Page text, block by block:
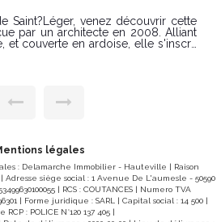
(abonnements compris). "Les
auxquels ce bien est exposé
Saint?Léger, venez découvrir cette
par un architecte en 2008. Alliant
et couverte en ardoise, elle s'inscrit
Extérieur Cour et jardin agrémentent
superficie totale de 3 371 m², situé
de la vallée du Thar, à deux pas de
d'Outremer.Possibilité d'extension.
privilégié : à
légales
: Delamarche Immobilier - Hauteville | Raison
| Adresse siège social : 1 Avenue De L'aumesle - 50590
| RCS : COUTANCES | Numero TVA
| Forme juridique : SARL | Capital social : 14 500 |
RCP : POLICE N°120 137 405 |